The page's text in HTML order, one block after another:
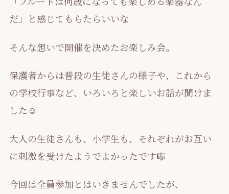
だ」と感じてもらたらいいな
そんな想いで開催を決めたお楽しみ会。
保護者からは普段の生徒さんの様子や、これから
の学校行事など、いろいろと楽しいお話が聞けま
した☺️
大人の生徒さんも、小学生も、それぞれがお互い
に刺激を受けたようでよかったです🎼
今回は全員参加とはいきませんでしたが、